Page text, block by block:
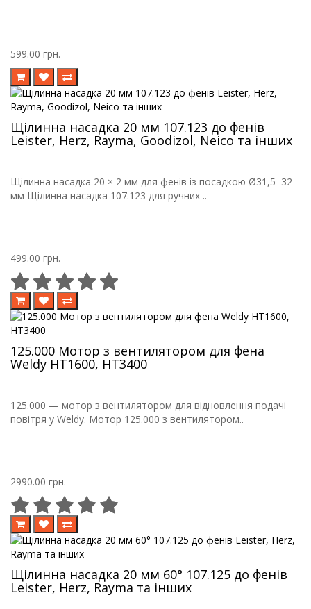
599.00 грн.
Щілинна насадка 20 мм 107.123 до фенів
Leister, Herz, Rayma, Goodizol, Neico та інших
Щілинна насадка 20 × 2 мм для фенів із посадкою Ø31,5–32
мм Щілинна насадка 107.123 для ручних ..
499.00 грн.
125.000 Мотор з вентилятором для фена
Weldy HT1600, HT3400
125.000 — мотор з вентилятором для відновлення подачі
повітря у Weldy. Мотор 125.000 з вентилятором..
2990.00 грн.
Щілинна насадка 20 мм 60° 107.125 до фенів
Leister, Herz, Rayma та інших